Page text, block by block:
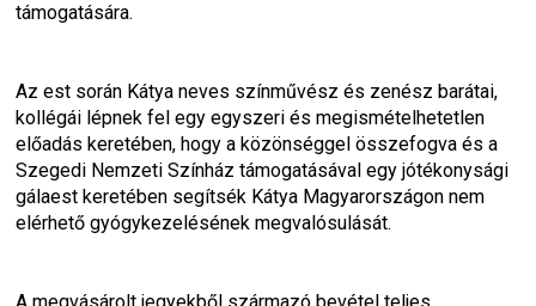
támogatására.
Az est során Kátya neves színművész és zenész barátai,
kollégái lépnek fel egy egyszeri és megismételhetetlen
előadás keretében, hogy a közönséggel összefogva és a
Szegedi Nemzeti Színház támogatásával egy jótékonysági
gálaest keretében segítsék Kátya Magyarországon nem
elérhető gyógykezelésének megvalósulását.